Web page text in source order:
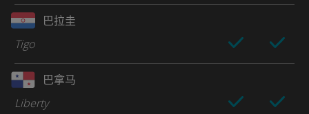
巴拉圭
Tigo
巴拿马
Liberty